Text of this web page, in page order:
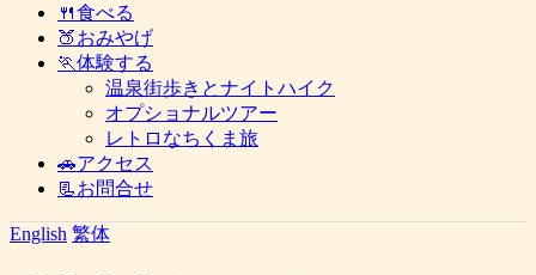
🍴食べる
🍑おみやげ
🏃体験する
温泉街歩きとナイトハイク
オプショナルツアー
レトロなちくま旅
🚗アクセス
📃お問合せ
English 繁体